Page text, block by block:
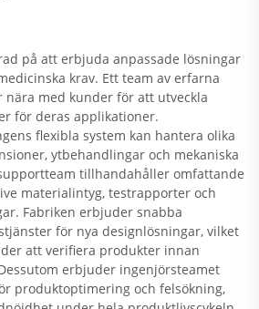
på att erbjuda anpassade lösningar
krav. Ett team av erfarna
med kunder för att utveckla
för deras applikationer.
flexibla system kan hantera olika
ytbehandlingar och mekaniska
tillhandahåller omfattande
materialintyg, testrapporter och
Fabriken erbjuder snabba
för nya designlösningar, vilket
att verifiera produkter innan
erbjuder ingenjörsteamet
produktoptimering och felsökning,